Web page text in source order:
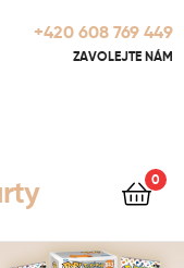
+420 608 769 449
ZAVOLEJTE NÁM
0